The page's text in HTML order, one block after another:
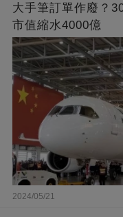
大手筆訂單作廢？
市值縮水4000億
2024/05/21